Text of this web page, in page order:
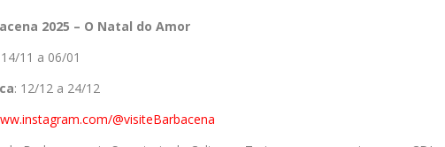
2025 – O Natal do Amor
14/11 a 06/01
: 12/12 a 24/12
com/@visiteBarbacena